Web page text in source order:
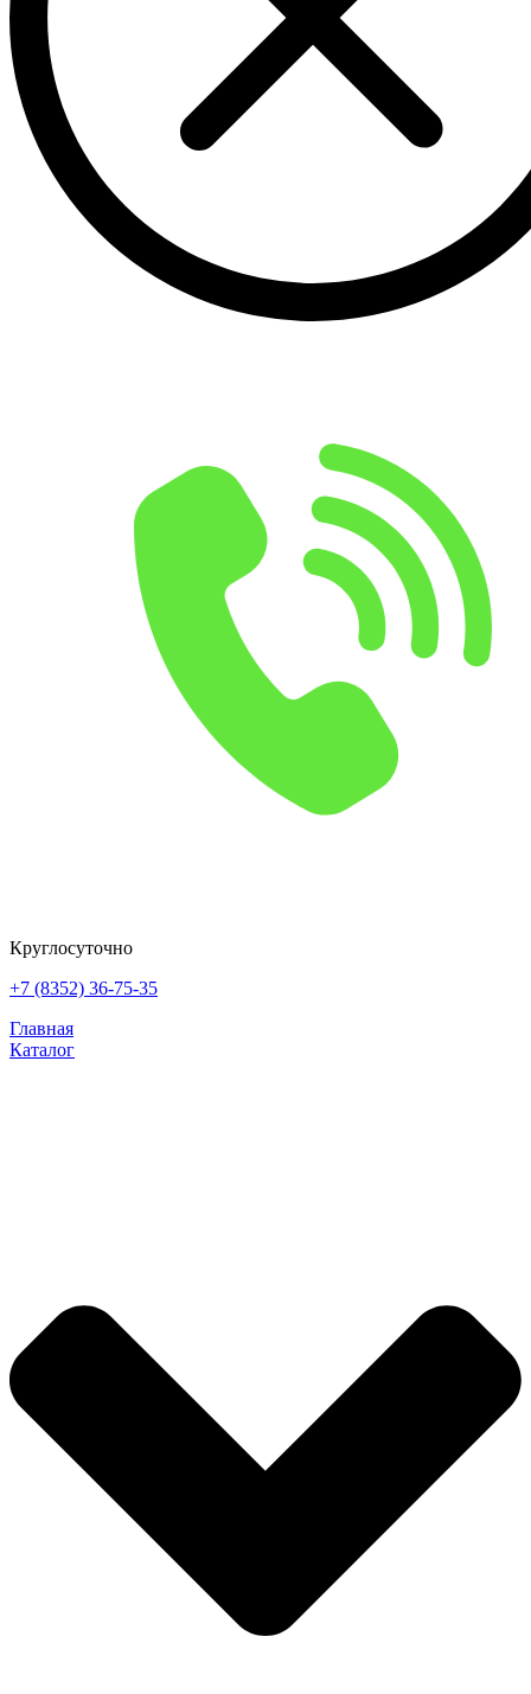
Круглосуточно
+7 (8352) 36-75-35
Главная
Каталог